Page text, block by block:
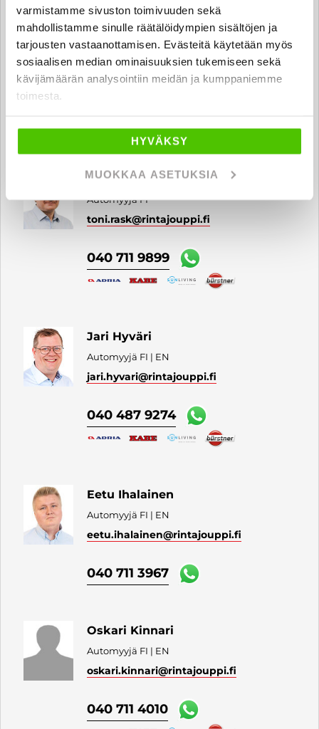
varmistamme sivuston toimivuuden sekä
mahdollistamme sinulle räätälöidympien sisältöjen ja
tarjousten vastaanottamisen. Evästeitä käytetään myös
sosiaalisen median ominaisuuksien tukemiseen sekä
kävijämäärän analysointiin meidän ja kumppaniemme
toimesta.
HYVÄKSY
MUOKKAA ASETUKSIA
Henry Tallbäck
Automyyjä FI | EN
henry.tallback@rintajouppi.fi
Toni Rask
Automyyjä FI
toni.rask@rintajouppi.fi
040 711 9899
Jari Hyväri
Automyyjä FI | EN
jari.hyvari@rintajouppi.fi
040 487 9274
Eetu Ihalainen
Automyyjä FI | EN
eetu.ihalainen@rintajouppi.fi
040 711 3967
Oskari Kinnari
Automyyjä FI | EN
oskari.kinnari@rintajouppi.fi
040 711 4010